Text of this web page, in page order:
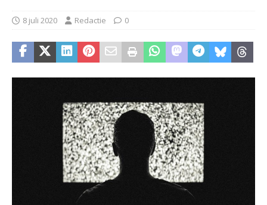
8 juli 2020 Redactie 0